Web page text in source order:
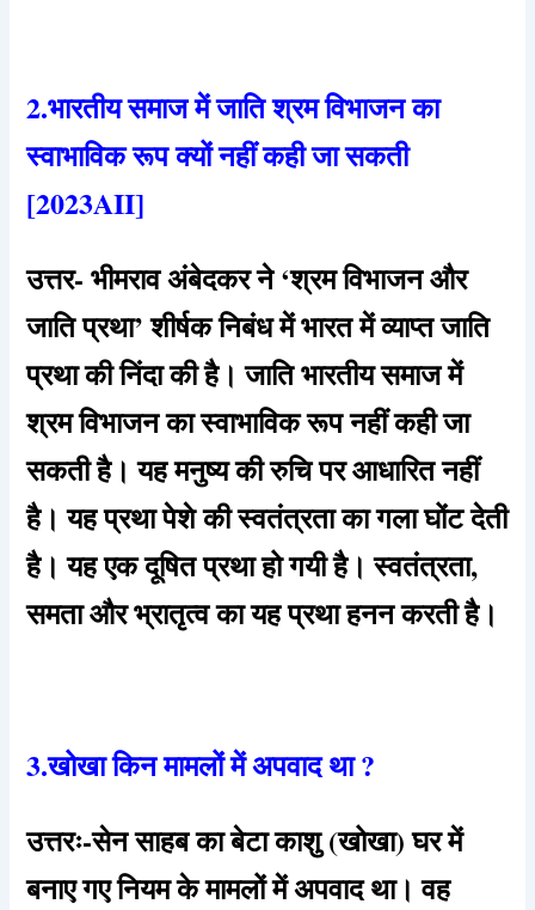
2.भारतीय समाज में जाति श्रम विभाजन का
स्वाभाविक रूप क्यों नहीं कही जा सकती
[2023AII]
उत्तर- भीमराव अंबेदकर ने ‘श्रम विभाजन और
जाति प्रथा’ शीर्षक निबंध में भारत में व्याप्त जाति
प्रथा की निंदा की है। जाति भारतीय समाज में
श्रम विभाजन का स्वाभाविक रूप नहीं कही जा
सकती है। यह मनुष्य की रुचि पर आधारित नहीं
है। यह प्रथा पेशे की स्वतंत्रता का गला घोंट देती
है। यह एक दूषित प्रथा हो गयी है। स्वतंत्रता,
समता और भ्रातृत्व का यह प्रथा हनन करती है।
3.खोखा किन मामलों में अपवाद था ?
उत्तरः-सेन साहब का बेटा काशु (खोखा) घर में
बनाए गए नियम के मामलों में अपवाद था। वह